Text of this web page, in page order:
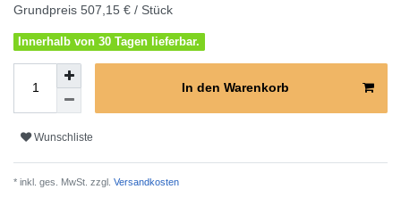
Grundpreis 507,15 € / Stück
Innerhalb von 30 Tagen lieferbar.
In den Warenkorb
Wunschliste
* inkl. ges. MwSt. zzgl. Versandkosten